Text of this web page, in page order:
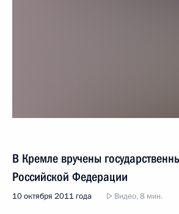
В Кремле вручены
Российской Федерации
10 октября 2011 года Видео, 8 мин.